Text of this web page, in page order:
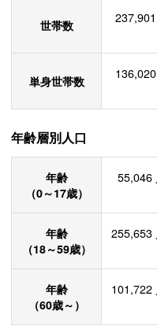
世帯数 237,901
単身世帯数 136,020
年齢層別人口
年齢
（0～17歳）
55,046
年齢
（18～59歳）
255,653
年齢
（60歳～）
101,722